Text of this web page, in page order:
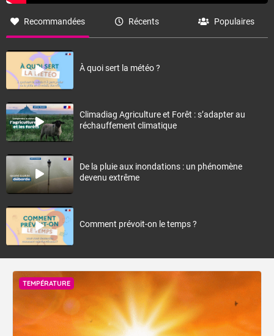
Recommandées Récents Populaires
À quoi sert la météo ?
Climadiag Agriculture et Forêt : s’adapter au
réchauffement climatique
De la pluie aux inondations : un phénomène
devenu extrême
Comment prévoit-on le temps ?
TEMPÉRATURE